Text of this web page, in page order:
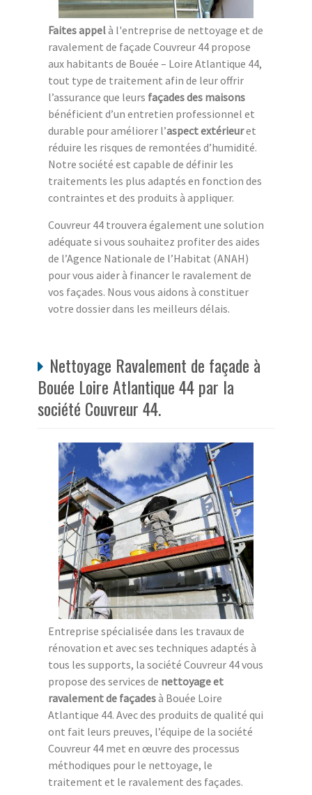
Faites appelà l'entreprise de nettoyage et de
ravalement de façade Couvreur 44 propose
aux habitants de Bouée – Loire Atlantique 44,
tout type de traitement afin de leur offrir
l’assurance que leurs façades des maisons
bénéficient d’un entretien professionnel et
durable pour améliorer l’aspect extérieuret
réduire les risques de remontées d’humidité.
Notre société est capable de définir les
traitements les plus adaptés en fonction des
contraintes et des produits à appliquer.
Couvreur 44 trouvera également une solution
adéquate si vous souhaitez profiter des aides
de l’Agence Nationale de l’Habitat (ANAH)
pour vous aider à financer le ravalement de
vos façades. Nous vous aidons à constituer
votre dossier dans les meilleurs délais.
Nettoyage Ravalement de façade à
Bouée Loire Atlantique 44 par la
société Couvreur 44.
Entreprise spécialisée dans les travaux de
rénovation et avec ses techniques adaptés à
tous les supports, la société Couvreur 44 vous
propose des services de nettoyage et
ravalement de façadesà Bouée Loire
Atlantique 44. Avec des produits de qualité qui
ont fait leurs preuves, l’équipe de la société
Couvreur 44 met en œuvre des processus
méthodiques pour le nettoyage, le
traitement et le ravalement des façades.